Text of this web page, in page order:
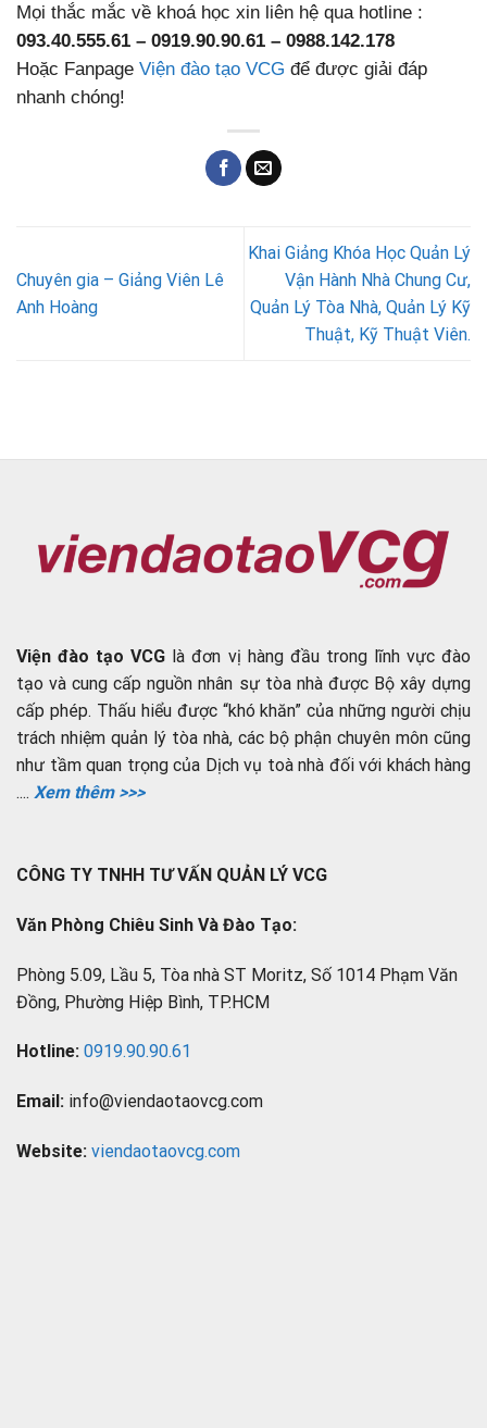
Mọi thắc mắc về khoá học xin liên hệ qua hotline :
093.40.555.61 – 0919.90.90.61 – 0988.142.178
Hoặc Fanpage Viện đào tạo VCG để được giải đáp
nhanh chóng!
Chuyên gia – Giảng Viên Lê
Anh Hoàng
Khai Giảng Khóa Học Quản Lý
Vận Hành Nhà Chung Cư,
Quản Lý Tòa Nhà, Quản Lý Kỹ
Thuật, Kỹ Thuật Viên.
Viện đào tạo VCG là đơn vị hàng đầu trong lĩnh vực đào
tạo và cung cấp nguồn nhân sự tòa nhà được Bộ xây dựng
cấp phép. Thấu hiểu được “khó khăn” của những người chịu
trách nhiệm quản lý tòa nhà, các bộ phận chuyên môn cũng
như tầm quan trọng của Dịch vụ toà nhà đối với khách hàng
.... Xem thêm >>>
CÔNG TY TNHH TƯ VẤN QUẢN LÝ VCG
Văn Phòng Chiêu Sinh Và Đào Tạo:
Phòng 5.09, Lầu 5, Tòa nhà ST Moritz, Số 1014 Phạm Văn
Đồng, Phường Hiệp Bình, TP.HCM
Hotline: 0919.90.90.61
Email: info@viendaotaovcg.com
Website: viendaotaovcg.com